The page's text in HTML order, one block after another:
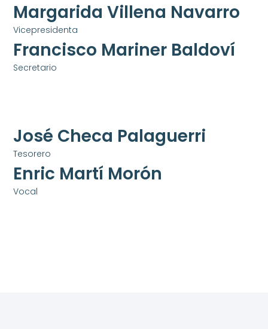
Margarida Villena Navarro
Vicepresidenta
Francisco Mariner Baldoví
Secretario
José Checa Palaguerri
Tesorero
Enric Martí Morón
Vocal